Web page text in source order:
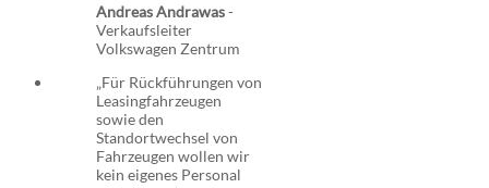
Andreas Andrawas-
Verkaufsleiter
Volkswagen Zentrum
„Für Rückführungen von
Leasingfahrzeugen
sowie den
Standortwechsel von
Fahrzeugen wollen wir
kein eigenes Personal